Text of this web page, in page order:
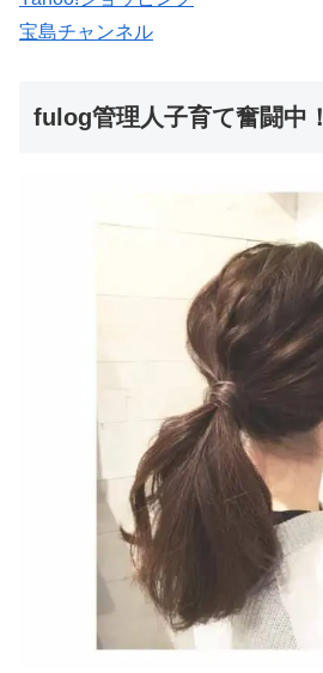
宝島チャンネル
fulog管理人子育て奮闘中！